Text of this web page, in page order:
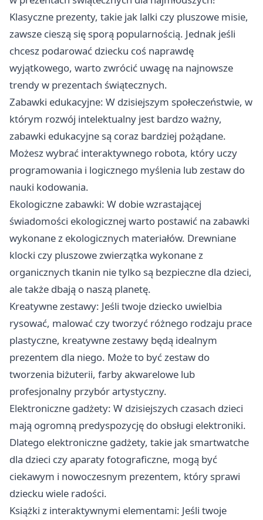
Klasyczne prezenty, takie jak lalki czy pluszowe misie,
zawsze cieszą się sporą popularnością. Jednak jeśli
chcesz podarować dziecku coś naprawdę
wyjątkowego, warto zwrócić uwagę na najnowsze
trendy w prezentach świątecznych.
Zabawki edukacyjne: W dzisiejszym społeczeństwie, w
którym rozwój intelektualny jest bardzo ważny,
zabawki edukacyjne są coraz bardziej pożądane.
Możesz wybrać interaktywnego robota, który uczy
programowania i logicznego myślenia lub zestaw do
nauki kodowania.
Ekologiczne zabawki: W dobie wzrastającej
świadomości ekologicznej warto postawić na zabawki
wykonane z ekologicznych materiałów. Drewniane
klocki czy pluszowe zwierzątka wykonane z
organicznych tkanin nie tylko są bezpieczne dla dzieci,
ale także dbają o naszą planetę.
Kreatywne zestawy: Jeśli twoje dziecko uwielbia
rysować, malować czy tworzyć różnego rodzaju prace
plastyczne, kreatywne zestawy będą idealnym
prezentem dla niego. Może to być zestaw do
tworzenia biżuterii, farby akwarelowe lub
profesjonalny przybór artystyczny.
Elektroniczne gadżety: W dzisiejszych czasach dzieci
mają ogromną predyspozycję do obsługi elektroniki.
Dlatego elektroniczne gadżety, takie jak smartwatche
dla dzieci czy aparaty fotograficzne, mogą być
ciekawym i nowoczesnym prezentem, który sprawi
dziecku wiele radości.
Książki z interaktywnymi elementami: Jeśli twoje